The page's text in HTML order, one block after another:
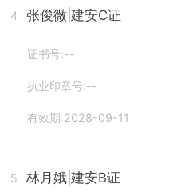
4 张俊微 |建安C证
证书号:--
执业印章号:--
有效期:2028-09-11
5 林月娥 |建安B证